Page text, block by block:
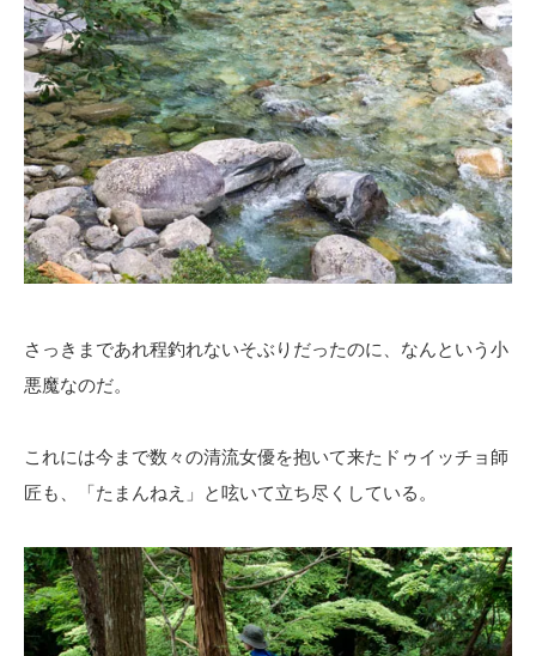
さっきまであれ程釣れないそぶりだったのに、なんという小
悪魔なのだ。
これには今まで数々の清流女優を抱いて来たドゥイッチョ師
匠も、「たまんねえ」と呟いて立ち尽くしている。